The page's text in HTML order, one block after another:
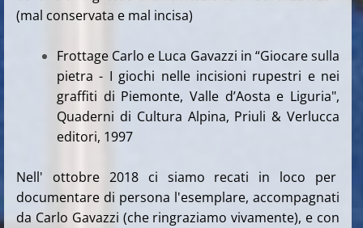
(mal conservata e mal incisa)
Frottage Carlo e Luca Gavazzi in “Giocare sulla
pietra - I giochi nelle incisioni rupestri e nei
graffiti di Piemonte, Valle d’Aosta e Liguria",
Quaderni di Cultura Alpina, Priuli & Verlucca
editori, 1997
Nell' ottobre 2018 ci siamo recati in loco per
documentare di persona l'esemplare, accompagnati
da Carlo Gavazzi (che ringraziamo vivamente), e con